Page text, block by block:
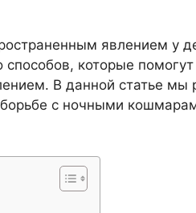
явлением у
способов, которые
В данной статье мы
с ночными